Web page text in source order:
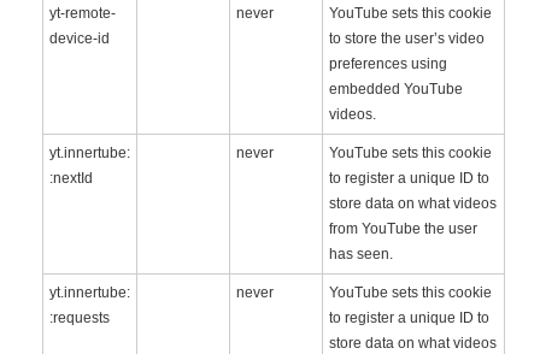
yt-remote-
device-id
never
YouTube sets this cookie
to store the user’s video
preferences using
embedded YouTube
videos.
yt.innertube:
:nextId
never
YouTube sets this cookie
to register a unique ID to
store data on what videos
from YouTube the user
has seen.
yt.innertube:
:requests
never
YouTube sets this cookie
to register a unique ID to
store data on what videos